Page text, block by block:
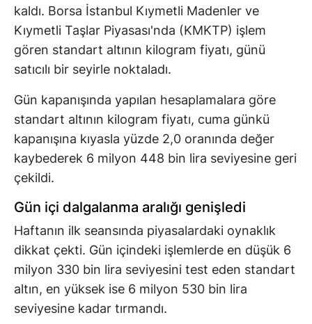
kaldı. Borsa İstanbul Kıymetli Madenler ve
Kıymetli Taşlar Piyasası'nda (KMKTP) işlem
gören standart altının kilogram fiyatı, günü
satıcılı bir seyirle noktaladı.
Gün kapanışında yapılan hesaplamalara göre
standart altının kilogram fiyatı, cuma günkü
kapanışına kıyasla yüzde 2,0 oranında değer
kaybederek 6 milyon 448 bin lira seviyesine geri
çekildi.
Gün içi dalgalanma aralığı genişledi
Haftanın ilk seansında piyasalardaki oynaklık
dikkat çekti. Gün içindeki işlemlerde en düşük 6
milyon 330 bin lira seviyesini test eden standart
altın, en yüksek ise 6 milyon 530 bin lira
seviyesine kadar tırmandı.